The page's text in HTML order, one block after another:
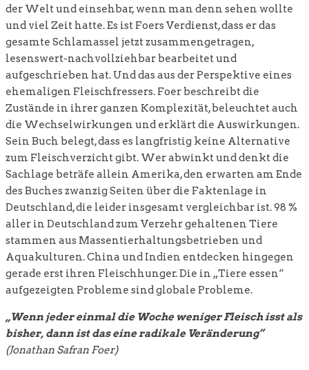
der Welt und einsehbar, wenn man denn sehen wollte
und viel Zeit hatte. Es ist Foers Verdienst, dass er das
gesamte Schlamassel jetzt zusammengetragen,
lesenswert-nachvollziehbar bearbeitet und
aufgeschrieben hat. Und das aus der Perspektive eines
ehemaligen Fleischfressers. Foer beschreibt die
Zustände in ihrer ganzen Komplexität, beleuchtet auch
die Wechselwirkungen und erklärt die Auswirkungen.
Sein Buch belegt, dass es langfristig keine Alternative
zum Fleischverzicht gibt. Wer abwinkt und denkt die
Sachlage beträfe allein Amerika, den erwarten am Ende
des Buches zwanzig Seiten über die Faktenlage in
Deutschland, die leider insgesamt vergleichbar ist. 98 %
aller in Deutschland zum Verzehr gehaltenen Tiere
stammen aus Massentierhaltungsbetrieben und
Aquakulturen. China und Indien entdecken hingegen
gerade erst ihren Fleischhunger. Die in „Tiere essen“
aufgezeigten Probleme sind globale Probleme.
„Wenn jeder einmal die Woche weniger Fleisch isst als
bisher, dann ist das eine radikale Veränderung“
(Jonathan Safran Foer)